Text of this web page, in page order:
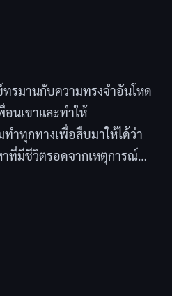
รมานกับความทรงจำอันโหด
อนเขาและทำให้
ำทุกทางเพื่อสืบมาให้ได้ว่า
ที่มีชีวิตรอดจากเหตุการณ์ดัง
มตี แต่เนื่องจาก ยุนจายู ตก
อร์ และกลุ่มคนผู้นิยมวิธีการ
เพื่อแทรกซึมเข้าไปใน